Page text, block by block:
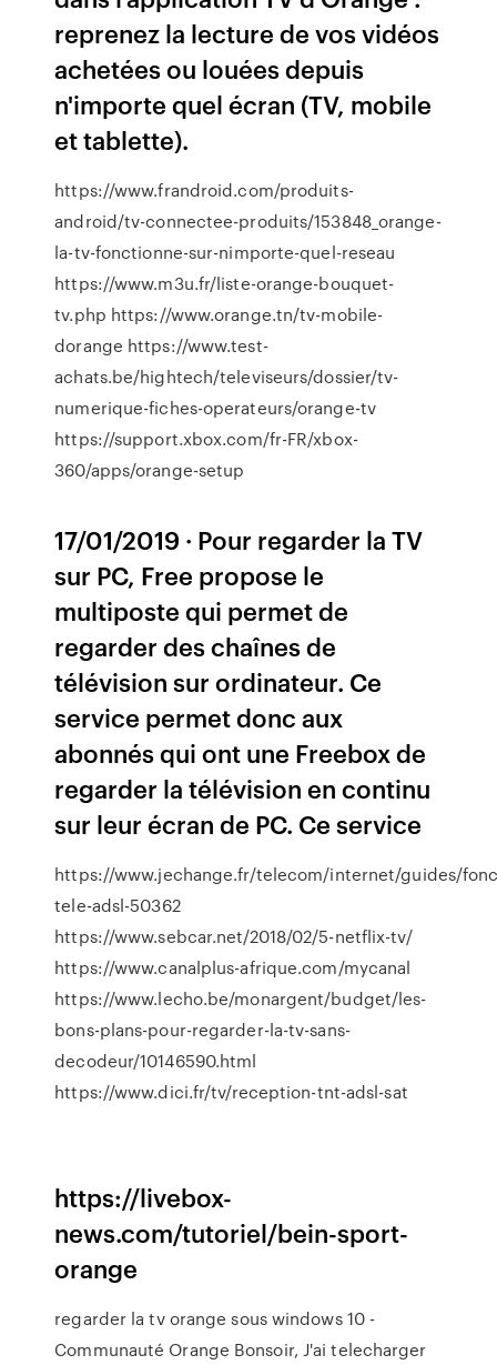
reprenez la lecture de vos vidéos
achetées ou louées depuis
n'importe quel écran (TV, mobile
et tablette).
https://www.frandroid.com/produits-
android/tv-connectee-produits/153848_orange-
la-tv-fonctionne-sur-nimporte-quel-reseau
https://www.m3u.fr/liste-orange-bouquet-
tv.php https://www.orange.tn/tv-mobile-
dorange https://www.test-
achats.be/hightech/televiseurs/dossier/tv-
numerique-fiches-operateurs/orange-tv
https://support.xbox.com/fr-FR/xbox-
360/apps/orange-setup
17/01/2019 · Pour regarder la TV
sur PC, Free propose le
multiposte qui permet de
regarder des chaînes de
télévision sur ordinateur. Ce
service permet donc aux
abonnés qui ont une Freebox de
regarder la télévision en continu
sur leur écran de PC. Ce service
https://www.jechange.fr/telecom/internet/guides/
tele-adsl-50362
https://www.sebcar.net/2018/02/5-netflix-tv/
https://www.canalplus-afrique.com/mycanal
https://www.lecho.be/monargent/budget/les-
bons-plans-pour-regarder-la-tv-sans-
decodeur/10146590.html
https://www.dici.fr/tv/reception-tnt-adsl-sat
https://livebox-
news.com/tutoriel/bein-sport-
orange
regarder la tv orange sous windows 10 -
Communauté Orange Bonsoir, J'ai telecharger